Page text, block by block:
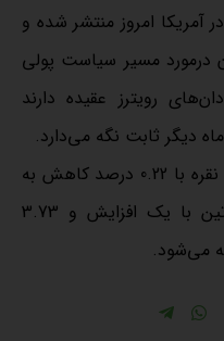
امروز منتشر شده و
درمورد مسیر سیاست پولی
رویترز عقیده دارند
ماه دیگر ثابت نگه می‌دارد.
در میان سایر فلزات گران‌بها، قیمت نقره با 0.22 درصد کاهش به
36 دلار و 56 سنت رسید و پلاتین با یک افزایش و 3.73